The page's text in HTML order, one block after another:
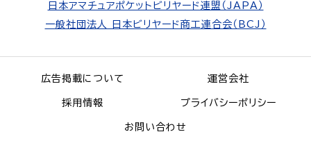
日本アマチュアポケットビリヤード連盟（JAPA）
一般社団法人 日本ビリヤード商工連合会（BCJ）
広告掲載について 運営会社
採用情報 プライバシーポリシー
お問い合わせ